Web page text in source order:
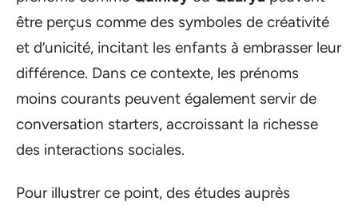
être perçus comme des symboles de créativité
et d’unicité, incitant les enfants à embrasser leur
différence. Dans ce contexte, les prénoms
moins courants peuvent également servir de
conversation starters, accroissant la richesse
des interactions sociales.
Pour illustrer ce point, des études auprès